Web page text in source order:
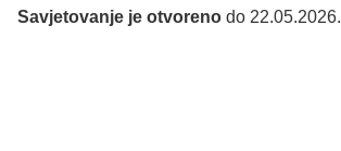
Savjetovanje je otvoreno do 22.05.2026.